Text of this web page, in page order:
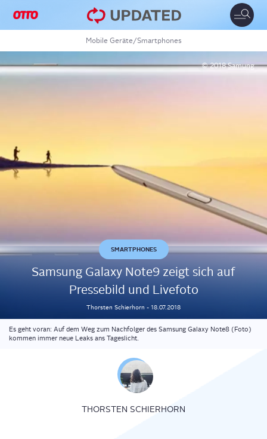
Toggle
Mobile Geräte/Smartphones
© 2018Samung
SMARTPHONES
Sam­sung Gala­xy Note9 zeigt sich auf
Pres­se­bild und Livefoto
Thorsten Schierhorn - 18.07.2018
Es geht voran: Auf dem Weg zum Nachfolger des Samsung Galaxy Note8 (Foto)
kommen immer neue Leaks ans Tageslicht.
THORSTEN SCHIERHORN